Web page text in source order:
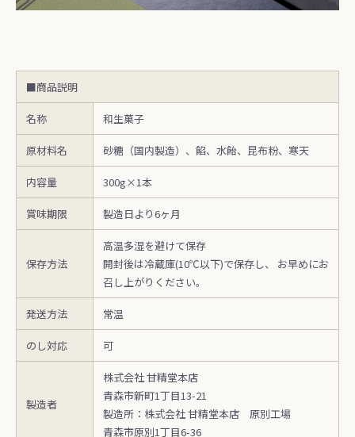
■商品説明
名称 和生菓子
原材料名 砂糖（国内製造）、餡、水飴、昆布粉、寒天
内容量 300g×1本
賞味期限 製造日より6ヶ月
保存方法
高温多湿を避けて保存
開封後は冷蔵庫(10℃以下)で保存し、 お早めにお
召し上がりください。
発送方法 常温
のし対応 可
製造者
株式会社 甘精堂本店
青森市新町1丁目13-21
製造所：株式会社 甘精堂本店 原別工場
青森市原別1丁目6-36